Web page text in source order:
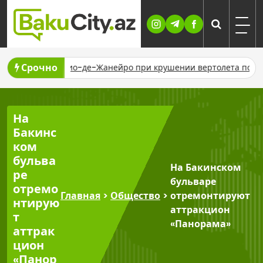
Skip
content
Срочно
В Рио-де-Жанейро при крушении вертолета погибли
На
Бакинс
ком
бульва
ре
отремо
нтирую
т
аттрак
цион
«Панор
Главная > Общество >
На Бакинском
бульваре
отремонтируют
аттракцион
«Панорама»